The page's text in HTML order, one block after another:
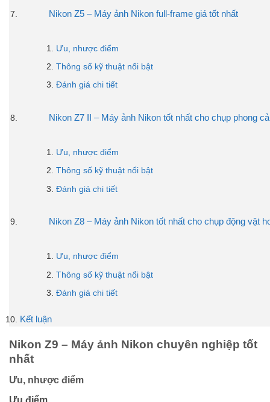
Nikon Z5 – Máy ảnh Nikon full-frame giá tốt nhất
Ưu, nhược điểm
Thông số kỹ thuật nổi bật
Đánh giá chi tiết
Nikon Z7 II – Máy ảnh Nikon tốt nhất cho chụp phong
Ưu, nhược điểm
Thông số kỹ thuật nổi bật
Đánh giá chi tiết
Nikon Z8 – Máy ảnh Nikon tốt nhất cho chụp động vật
Ưu, nhược điểm
Thông số kỹ thuật nổi bật
Đánh giá chi tiết
Kết luận
Nikon Z9 – Máy ảnh Nikon chuyên nghiệp tốt
nhất
Ưu, nhược điểm
Ưu điểm